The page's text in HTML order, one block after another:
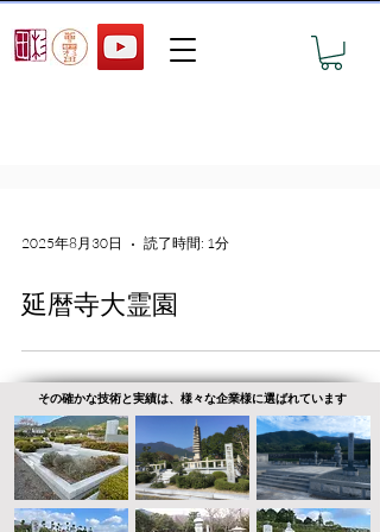
2025年8月30日 読了時間: 1分
延暦寺大霊園
その​確かな技術と実績は、様々な企業様に選ばれています